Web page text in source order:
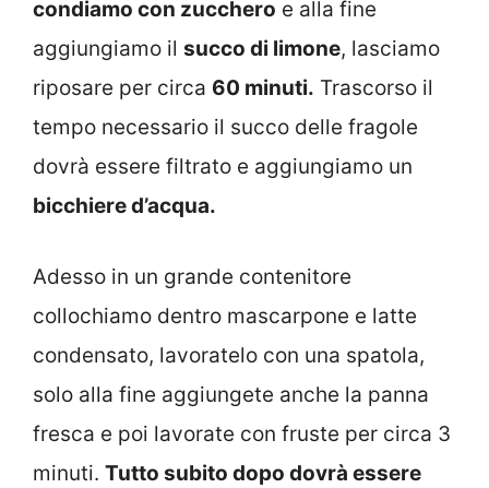
condiamo con zucchero e alla fine
aggiungiamo il succo di limone, lasciamo
riposare per circa 60 minuti. Trascorso il
tempo necessario il succo delle fragole
dovrà essere filtrato e aggiungiamo un
bicchiere d’acqua.
Adesso in un grande contenitore
collochiamo dentro mascarpone e latte
condensato, lavoratelo con una spatola,
solo alla fine aggiungete anche la panna
fresca e poi lavorate con fruste per circa 3
minuti. Tutto subito dopo dovrà essere